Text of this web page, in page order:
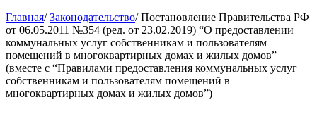
Главная/ Законодательство/ Постановление Правительства РФ
от 06.05.2011 №354 (ред. от 23.02.2019) “О предоставлении
коммунальных услуг собственникам и пользователям
помещений в многоквартирных домах и жилых домов”
(вместе с “Правилами предоставления коммунальных услуг
собственникам и пользователям помещений в
многоквартирных домах и жилых домов”)